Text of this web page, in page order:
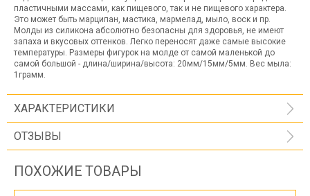
пластичными массами, как пищевого, так и не пищевого характера.
Это может быть марципан, мастика, мармелад, мыло, воск и пр.
Молды из силикона абсолютно безопасны для здоровья, не имеют
запаха и вкусовых оттенков. Легко переносят даже самые высокие
температуры. Размеры фигурок на молде от самой маленькой до
самой большой - длина/ширина/высота: 20мм/15мм/5мм. Вес мыла:
1грамм.
ХАРАКТЕРИСТИКИ
ОТЗЫВЫ
ПОХОЖИЕ ТОВАРЫ